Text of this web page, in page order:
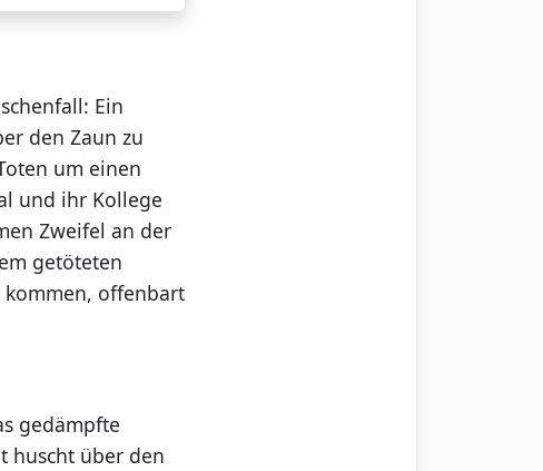
Ein
den Zaun zu
um einen
und ihr Kollege
Zweifel an der
getöteten
kommen, offenbart
gedämpfte
huscht über den